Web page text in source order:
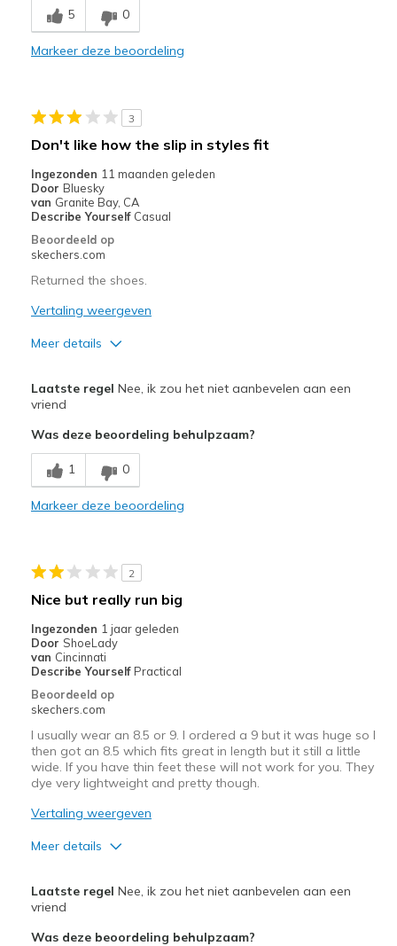
Stylish
Special Occasions
Width
Feels true to width
Sizing
View On Shoes
Shoes are for Wearing
5 0
Markeer deze beoordeling
3
Don't like how the slip in styles fit
Ingezonden 11 maanden geleden
Door Bluesky
van Granite Bay, CA
Describe Yourself Casual
Beoordeeld op
skechers.com
Returned the shoes.
Vertaling weergeven
Meer details
Attractive Design
Minpunten
The slip in style are too loose on my feet.
Beste toepassingen
Width
View On Shoes
Shoes are for Wearing
Laatste regel Nee, ik zou het niet aanbevelen aan een
vriend
Was deze beoordeling behulpzaam?
1 0
Markeer deze beoordeling
2
Nice but really run big
Ingezonden 1 jaar geleden
Door ShoeLady
van Cincinnati
Describe Yourself Practical
Beoordeeld op
skechers.com
I usually wear an 8.5 or 9. I ordered a 9 but it was huge so I
then got an 8.5 which fits great in length but it still a little
wide. If you have thin feet these will not work for you. They
dye very lightweight and pretty though.
Vertaling weergeven
Meer details
Attractive Design
Comfortable
Laatste regel Nee, ik zou het niet aanbevelen aan een
vriend
Was deze beoordeling behulpzaam?